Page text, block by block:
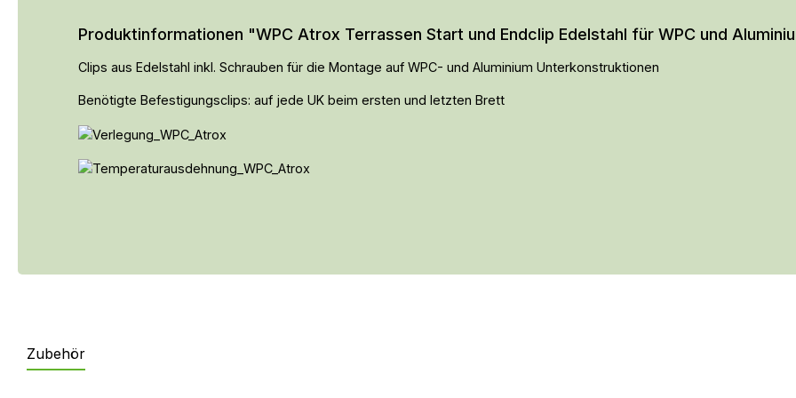
Produktinformationen "WPC Atrox Terrassen Start und Endclip Edelstahl für WPC und
Clips aus Edelstahl inkl. Schrauben für die Montage auf WPC- und Aluminium Unterkonstruktionen
Benötigte Befestigungsclips: auf jede UK beim ersten und letzten Brett
Zubehör